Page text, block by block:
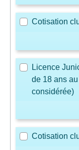
Cotisation
Licence
de 18 ans
considérée)
Cotisation